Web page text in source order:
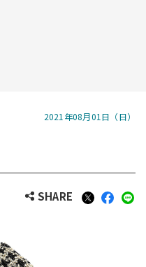
2021年08月01日（日）
SHARE